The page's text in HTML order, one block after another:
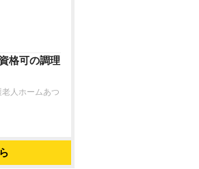
格可の調理
人ホームあつ